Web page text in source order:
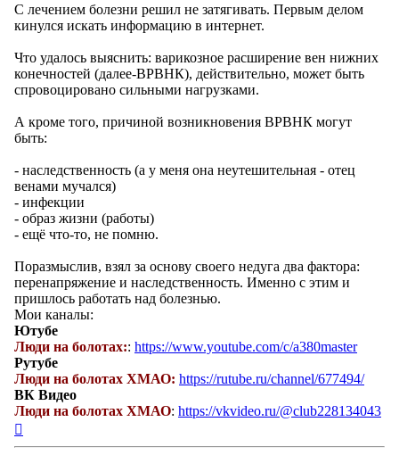
С лечением болезни решил не затягивать. Первым делом
кинулся искать информацию в интернет.
Что удалось выяснить: варикозное расширение вен нижних
конечностей (далее-ВРВНК), действительно, может быть
спровоцировано сильными нагрузками.
А кроме того, причиной возникновения ВРВНК могут
быть:
- наследственность (а у меня она неутешительная - отец
венами мучался)
- инфекции
- образ жизни (работы)
- ещё что-то, не помню.
Поразмыслив, взял за основу своего недуга два фактора:
перенапряжение и наследственность. Именно с этим и
пришлось работать над болезнью.
Мои каналы:
Ютубе
Люди на болотах:: https://www.youtube.com/c/a380master
Рутубе
Люди на болотах ХМАО: https://rutube.ru/channel/677494/
ВК Видео
Люди на болотах ХМАО: https://vkvideo.ru/@club228134043